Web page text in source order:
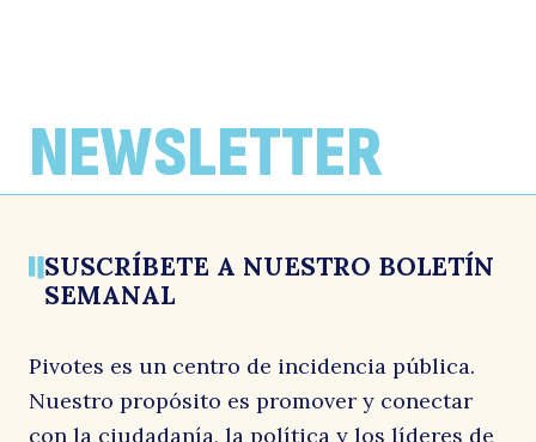
Pivotes
6 noviembre, 2025
NEWSLETTER
SUSCRÍBETE A NUESTRO BOLETÍN
SEMANAL
Pivotes es un centro de incidencia pública.
Nuestro propósito es promover y conectar
con la ciudadanía, la política y los líderes de